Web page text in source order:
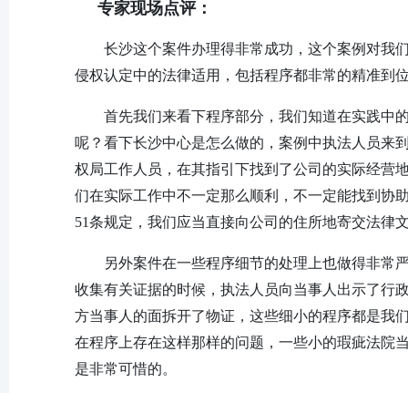
专家现场点评：
长沙这个案件办理得非常成功，这个案例对我
侵权认定中的法律适用，包括程序都非常的精准到
首先我们来看下程序部分，我们知道在实践中
呢？看下长沙中心是怎么做的，案例中执法人员来
权局工作人员，在其指引下找到了公司的实际经营
们在实际工作中不一定那么顺利，不一定能找到协
51条规定，我们应当直接向公司的住所地寄交法律
另外案件在一些程序细节的处理上也做得非常
收集有关证据的时候，执法人员向当事人出示了行
方当事人的面拆开了物证，这些细小的程序都是我
在程序上存在这样那样的问题，一些小的瑕疵法院
是非常可惜的。